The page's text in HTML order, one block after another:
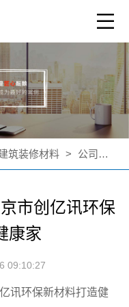
筑装修材料 > 公司新闻
市创亿讯环保
康家
09:10:27
讯环保新材料打造健